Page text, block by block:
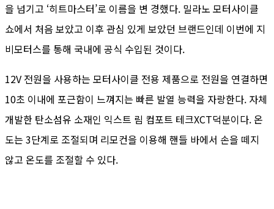
을 넘기고 ‘히트마스터’로 이름을 변 경했다. 밀라노 모터사이클
쇼에서 처음 보았고 이후 관심 있게 보았던 브랜드인데 이번에 지
비모터스를 통해 국내에 공식 수입된 것이다.
12V 전원을 사용하는 모터사이클 전용 제품으로 전원을 연결하면
10초 이내에 포근함이 느껴지는 빠른 발열 능력을 자랑한다. 자체
개발한 탄소섬유 소재인 익스트 림 컴포트 테크XCT덕분이다. 온
도는 3단계로 조절되며 리모컨을 이용해 핸들 바에서 손을 떼지
않고 온도를 조절할 수 있다.